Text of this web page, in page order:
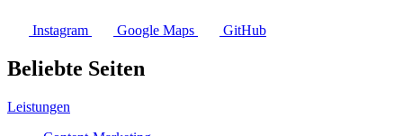
Instagram Google Maps GitHub
Beliebte Seiten
Leistungen